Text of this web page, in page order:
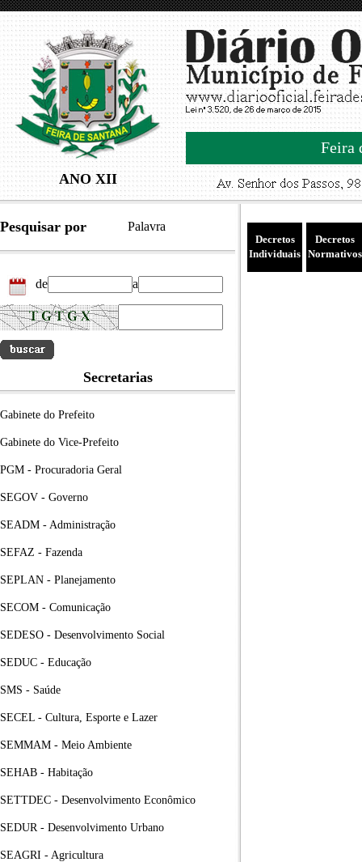
ANO XII
Feira
Pesquisar por Palavra
de a
Secretarias
Gabinete do Prefeito
Gabinete do Vice-Prefeito
PGM - Procuradoria Geral
SEGOV - Governo
SEADM - Administração
SEFAZ - Fazenda
SEPLAN - Planejamento
SECOM - Comunicação
SEDESO - Desenvolvimento Social
SEDUC - Educação
SMS - Saúde
SECEL - Cultura, Esporte e Lazer
SEMMAM - Meio Ambiente
SEHAB - Habitação
SETTDEC - Desenvolvimento Econômico
SEDUR - Desenvolvimento Urbano
SEAGRI - Agricultura
Decretos
Individuais
Decretos
Normativos